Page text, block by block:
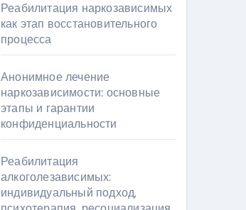
Реабилитация наркозависимых
как этап восстановительного
процесса
Анонимное лечение
наркозависимости: основные
этапы и гарантии
конфиденциальности
Реабилитация
алкоголезависимых:
индивидуальный подход,